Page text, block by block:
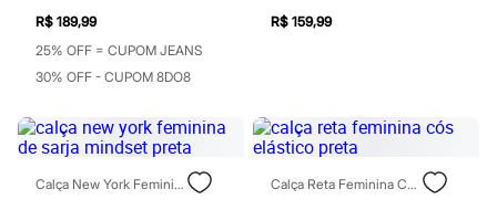
Pó facial
Sombras
Al Wataniah
Banderas
Boca Rosa
Bruna Tavares
Carolina Herrera
Ciclo
R$ 189,99
25% OFF = CUPOM JEANS
30% OFF - CUPOM 8DO8
R$ 159,99
Calça New York Feminina De Sarja Mindset Preta Calça Reta Feminina Cós Elástico Preta